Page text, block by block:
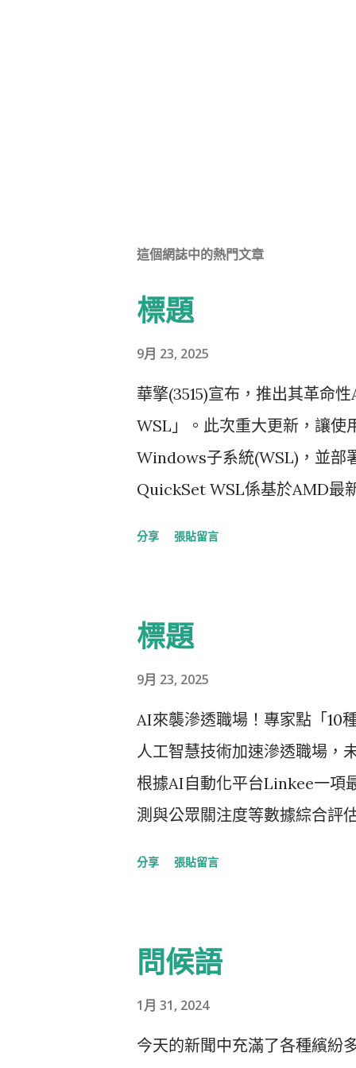
這個網誌中的熱門文章
標題
9月 23, 2025
華擎(3515)宣布，推出其革命
WSL」。此次重大更新，讓使
Windows子系統(WSL)，並部
QuickSet WSL係基於AMD最
使用者構成了重大挑戰，這樣
開發者的時間。 華擎指出，AI
應對此挑戰。此工具用於高效
已針對華擎最新的AMD
佳化其效能。此外，AI
分享 張貼留言
標題
9月 23, 2025
AI來襲滲透職場！專家點「10
人工智慧技術加速滲透職場，
根據AI自動化平台Linkee一項
測與公眾關注度等數據綜合評
位將面臨極大壓力。」 報告
「AI取代率」排序如下： 10.
Manager）風險評分43，AI取
料、敘事與業務目標，仍存在
分享 張貼留言
問候語
1月 31, 2024
今天的新聞中充滿了各種繽紛